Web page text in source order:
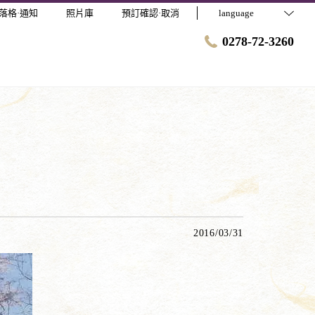
格·通知 照片庫 預訂確認·取消 language
0278-72-3260
2016/03/31